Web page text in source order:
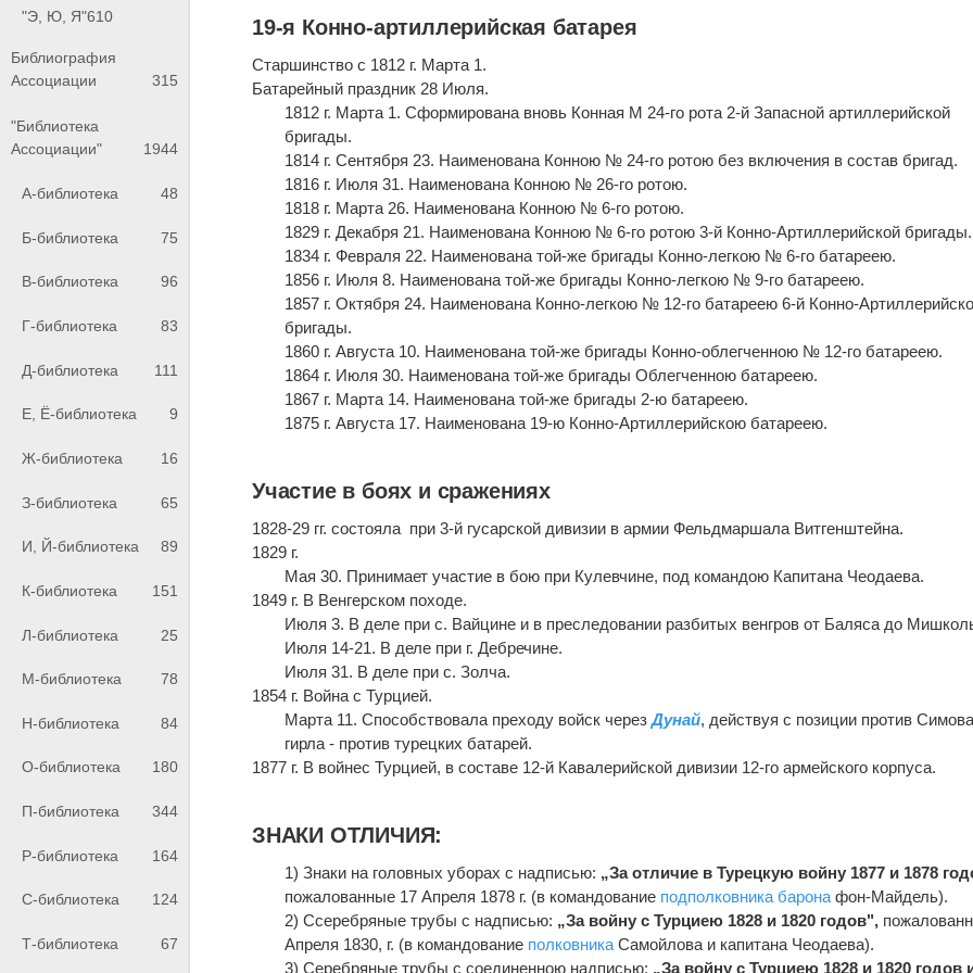
"Э, Ю, Я"610
Библиография
Ассоциации
315
"Библиотека
Ассоциации"
1944
А-библиотека 48
Б-библиотека 75
В-библиотека 96
Г-библиотека 83
Д-библиотека 111
Е, Ё-библиотека 9
Ж-библиотека 16
З-библиотека 65
И, Й-библиотека 89
К-библиотека 151
Л-библиотека 25
М-библиотека 78
Н-библиотека 84
О-библиотека 180
П-библиотека 344
Р-библиотека 164
С-библиотека 124
Т-библиотека 67
19-я Конно-артиллерийская батарея
Старшинство с 1812 г. Марта 1.
Батарейный праздник 28 Июля.
1812 г. Марта 1. Сформирована вновь Конная М 24-го рота 2-й Запасной артиллерийской
бригады.
1814 г. Сентября 23. Наименована Конною № 24-го ротою без включения в состав бригад.
1816 г. Июля 31. Наименована Конною № 26-го ротою.
1818 г. Марта 26. Наименована Конною № 6-го ротою.
1829 г. Декабря 21. Наименована Конною № 6-го ротою 3-й Конно-Артиллерийской бригады.
1834 г. Февраля 22. Наименована той-же бригады Конно-легкою № 6-го батареею.
1856 г. Июля 8. Наименована той-же бригады Конно-легкою № 9-го батареею.
1857 г. Октября 24. Наименована Конно-легкою № 12-го батареею 6-й Конно-
бригады.
1860 г. Августа 10. Наименована той-же бригады Конно-облегченною № 12-го батареею.
1864 г. Июля 30. Наименована той-же бригады Облегченною батареею.
1867 г. Марта 14. Наименована той-же бригады 2-ю батареею.
1875 г. Августа 17. Наименована 19-ю Конно-Артиллерийскою батареею.
Участие в боях и сражениях
1828-29 гг. состояла при 3-й гусарской дивизии в армии Фельдмаршала Витгенштейна.
1829 г.
Мая 30. Принимает участие в бою при Кулевчине, под командою Капитана Чеодаева.
1849 г. В Венгерском походе.
Июля 3. В деле при с. Вайцине и в преследовании разбитых венгров от Баляса до
Июля 14-21. В деле при г. Дебречине.
Июля 31. В деле при с. Золча.
1854 г. Война с Турцией.
Марта 11. Способствовала преходу войск черезДунай, действуя с позиции против
гирла - против турецких батарей.
1877 г. В войнес Турцией, в составе 12-й Кавалерийской дивизии 12-го армейского корпуса.
ЗНАКИ ОТЛИЧИЯ:
1) Знаки на головных уборах с надписью: „За отличие в Турецкую войну 1877 и 1878
пожалованные 17 Апреля 1878 г. (в командование подполковника барона фон-Майдель).
2) Ссеребряные трубы с надписью: „За войну с Турциею 1828 и 1820 годов",
Апреля 1830, г. (в командование полковника Самойлова и капитана Чеодаева).
3) Серебряные трубы с соединенною надписью: „За войну с Турциею 1828 и 1820 годов